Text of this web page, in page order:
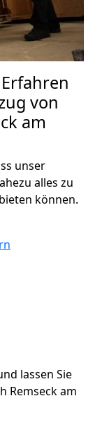
von
am
unser
alles zu
können.
lassen Sie
Remseck am